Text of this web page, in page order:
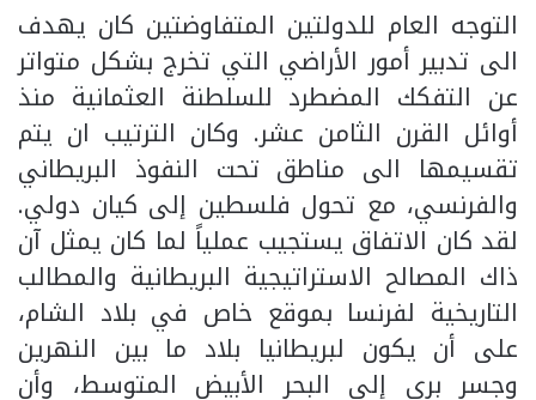
التوجه العام للدولتين المتفاوضتين كان يهدف
الى تدبير أمور الأراضي التي تخرج بشكل متواتر
عن التفكك المضطرد للسلطنة العثمانية منذ
أوائل القرن الثامن عشر. وكان الترتيب ان يتم
تقسيمها الى مناطق تحت النفوذ البريطاني
والفرنسي، مع تحول فلسطين إلى كيان دولي.
لقد كان الاتفاق يستجيب عملياً لما كان يمثل آن
ذاك المصالح الاستراتيجية البريطانية والمطالب
التاريخية لفرنسا بموقع خاص في بلاد الشام،
على أن يكون لبريطانيا بلاد ما بين النهرين
وجسر بري إلى البحر الأبيض المتوسط، وأن